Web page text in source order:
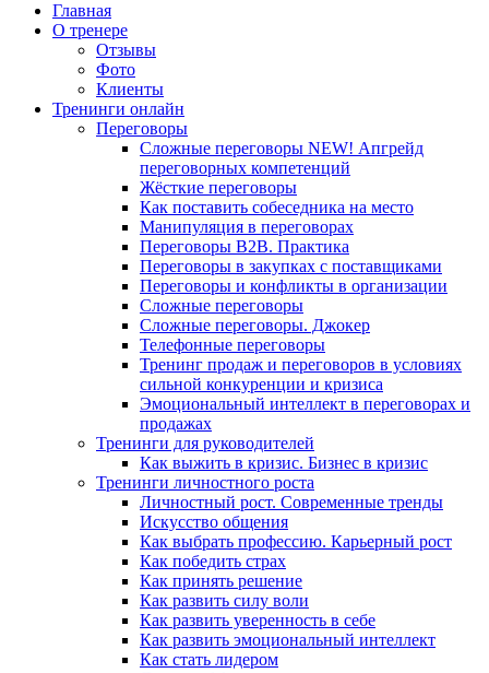
Главная
О тренере
Отзывы
Фото
Клиенты
Тренинги онлайн
Переговоры
Сложные переговоры NEW! Апгрейд
переговорных компетенций
Жёсткие переговоры
Как поставить собеседника на место
Манипуляция в переговорах
Переговоры B2B. Практика
Переговоры в закупках с поставщиками
Переговоры и конфликты в организации
Сложные переговоры
Сложные переговоры. Джокер
Телефонные переговоры
Тренинг продаж и переговоров в условиях
сильной конкуренции и кризиса
Эмоциональный интеллект в переговорах и
продажах
Тренинги для руководителей
Как выжить в кризис. Бизнес в кризис
Тренинги личностного роста
Личностный рост. Современные тренды
Искусство общения
Как выбрать профессию. Карьерный рост
Как победить страх
Как принять решение
Как развить силу воли
Как развить уверенность в себе
Как развить эмоциональный интеллект
Как стать лидером